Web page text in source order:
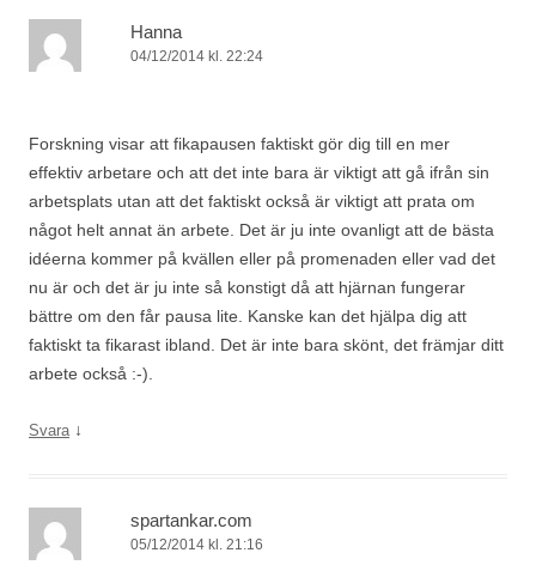
Hanna
04/12/2014 kl. 22:24
Forskning visar att fikapausen faktiskt gör dig till en mer
effektiv arbetare och att det inte bara är viktigt att gå ifrån sin
arbetsplats utan att det faktiskt också är viktigt att prata om
något helt annat än arbete. Det är ju inte ovanligt att de bästa
idéerna kommer på kvällen eller på promenaden eller vad det
nu är och det är ju inte så konstigt då att hjärnan fungerar
bättre om den får pausa lite. Kanske kan det hjälpa dig att
faktiskt ta fikarast ibland. Det är inte bara skönt, det främjar ditt
arbete också :-).
Svara ↓
spartankar.com
05/12/2014 kl. 21:16